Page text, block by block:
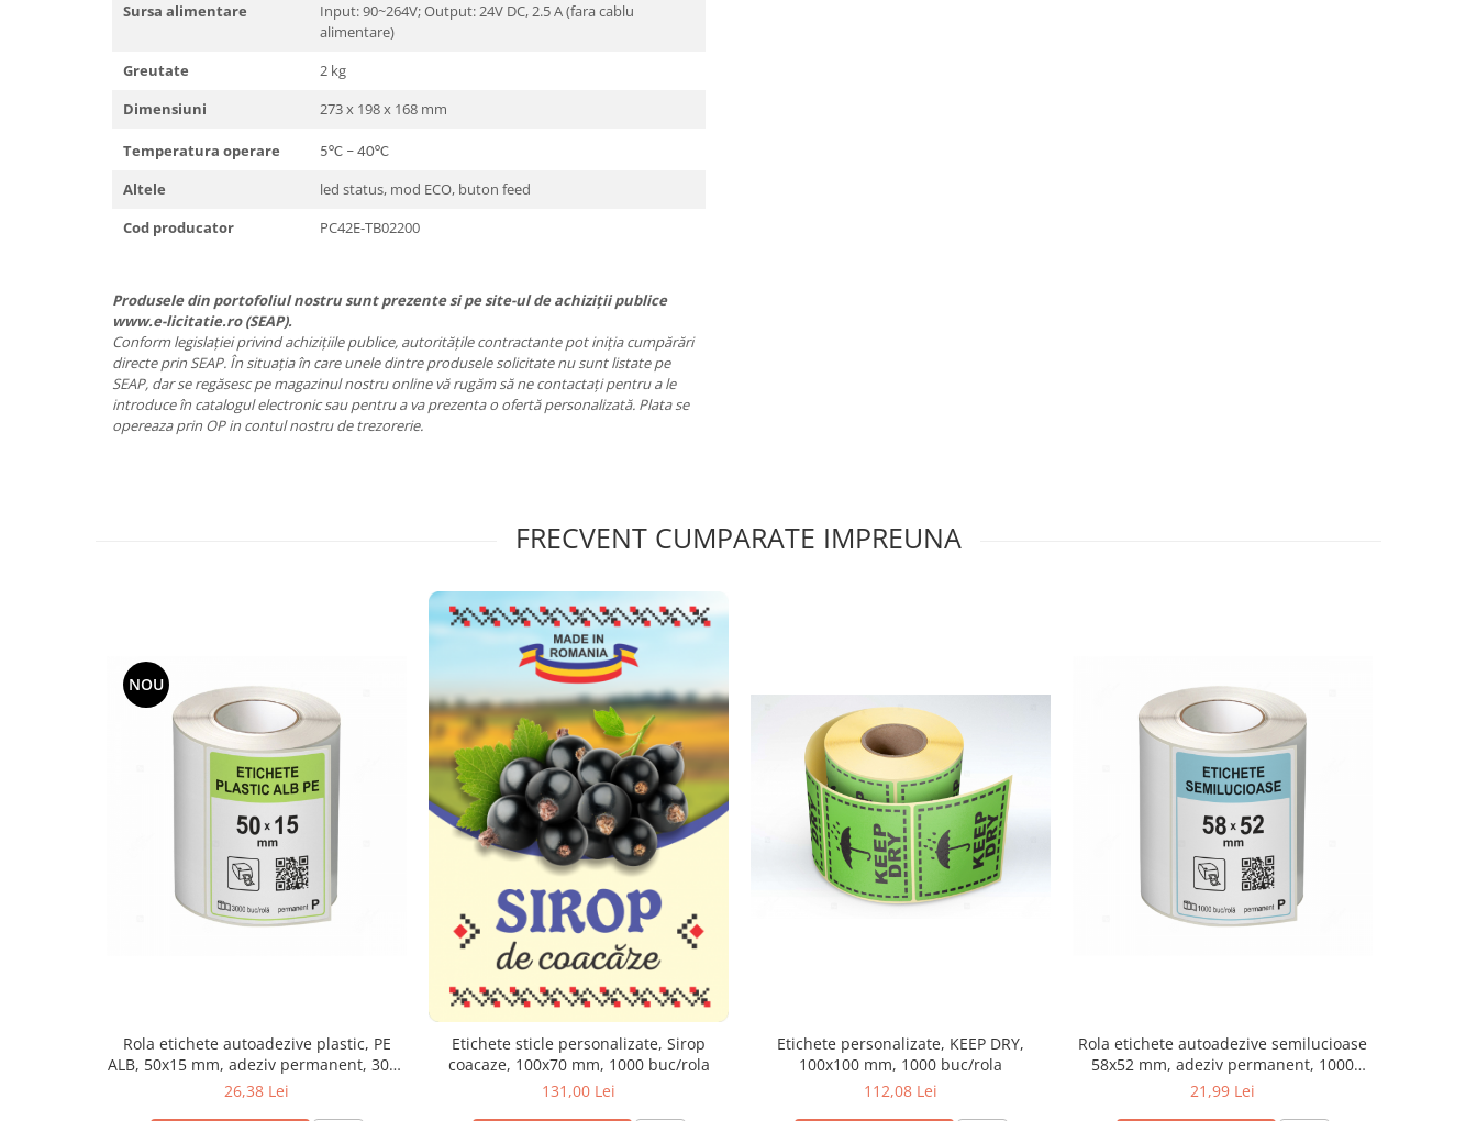
Sursa alimentare
Input: 90~264V; Output: 24V DC, 2.5 A (fara cablu
alimentare)
Greutate
2 kg
Dimensiuni
273 x 198 x 168 mm
Temperatura operare 5°C – 40°C
Altele
led status, mod ECO, buton feed
Cod producator
PC42E-TB02200
Produsele din portofoliul nostru sunt prezente si pe site-ul de achiziții publice
www.e-licitatie.ro (SEAP).
Conform legislației privind achizițiile publice, autoritățile contractante pot iniția cumpărări
directe prin SEAP. În situația în care unele dintre produsele solicitate nu sunt listate pe
SEAP, dar se regăsesc pe magazinul nostru online vă rugăm să ne contactați pentru a le
introduce în catalogul electronic sau pentru a va prezenta o ofertă personalizată. Plata se
opereaza prin OP in contul nostru de trezorerie.
FRECVENT CUMPARATE IMPREUNA
NOU
Rola etichete autoadezive plastic, PE
ALB, 50x15 mm, adeziv permanent, 3000
etichete/rola
26,38 Lei
Etichete sticle personalizate, Sirop
coacaze, 100x70 mm, 1000 buc/rola
131,00 Lei
Etichete personalizate, KEEP DRY,
100x100 mm, 1000 buc/rola
112,08 Lei
Rola etichete autoadezive semilucioase
58x52 mm, adeziv permanent, 1000
etichete/rola
21,99 Lei